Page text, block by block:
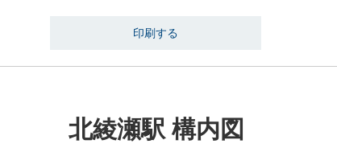
印刷する
北綾瀬駅 構内図